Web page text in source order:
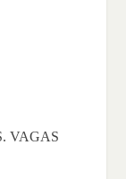
VAGAS